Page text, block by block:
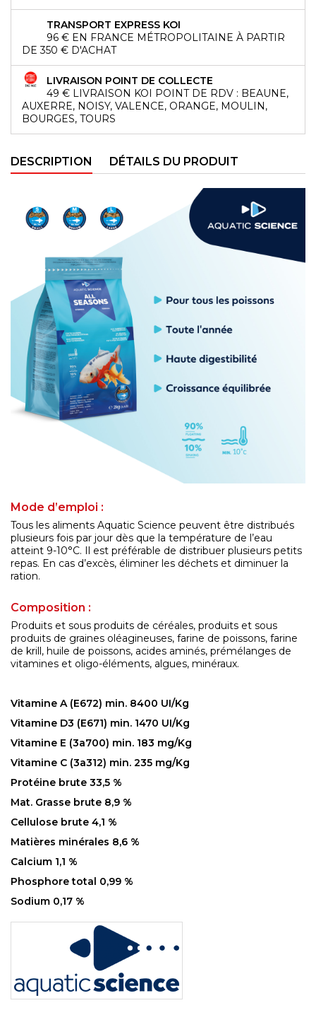
TRANSPORT EXPRESS KOI
96 € EN FRANCE MÉTROPOLITAINE À PARTIR
DE 350 € D'ACHAT
LIVRAISON POINT DE COLLECTE
49 € LIVRAISON KOI POINT DE RDV : BEAUNE,
AUXERRE, NOISY, VALENCE, ORANGE, MOULIN,
BOURGES, TOURS
DESCRIPTION DÉTAILS DU PRODUIT
Mode d’emploi :
Tous les aliments Aquatic Science peuvent être distribués
plusieurs fois par jour dès que la température de l’eau
atteint 9-10°C. Il est préférable de distribuer plusieurs petits
repas. En cas d’excès, éliminer les déchets et diminuer la
ration.
Composition :
Produits et sous produits de céréales, produits et sous
produits de graines oléagineuses, farine de poissons, farine
de krill, huile de poissons, acides aminés, prémélanges de
vitamines et oligo-éléments, algues, minéraux.
Vitamine A (E672) min. 8400 UI/Kg
Vitamine D3 (E671) min. 1470 UI/Kg
Vitamine E (3a700) min. 183 mg/Kg
Vitamine C (3a312) min. 235 mg/Kg
Protéine brute 33,5 %
Mat. Grasse brute 8,9 %
Cellulose brute 4,1 %
Matières minérales 8,6 %
Calcium 1,1 %
Phosphore total 0,99 %
Sodium 0,17 %